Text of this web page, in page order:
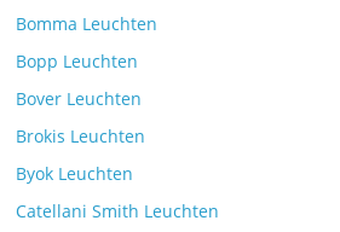
Herstellers Brokis
26. Juli 2025
Bomma Leuchten
Bopp Leuchten
Bover Leuchten
Brokis Leuchten
Byok Leuchten
Catellani Smith Leuchten